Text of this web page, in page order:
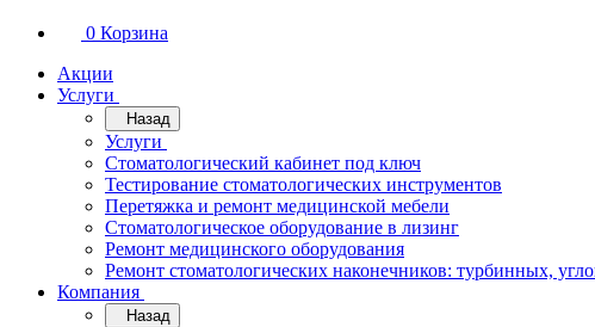
0 Корзина
Акции
Услуги
Назад
Услуги
Стоматологический кабинет под ключ
Тестирование стоматологических инструментов
Перетяжка и ремонт медицинской мебели
Стоматологическое оборудование в лизинг
Ремонт медицинского оборудования
Ремонт стоматологических наконечников: турбинных,
Компания
Назад